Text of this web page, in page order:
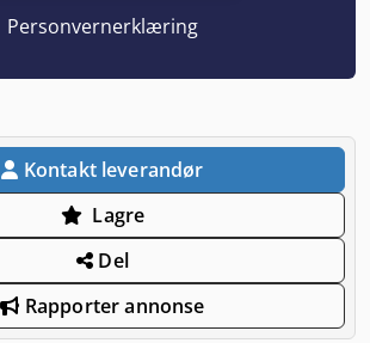
Personvernerklæring
Kontakt leverandør
Lagre
Del
Rapporter annonse